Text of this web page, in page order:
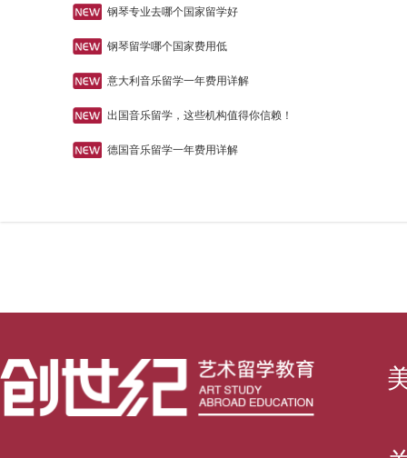
钢琴专业去哪个国家留学好
钢琴留学哪个国家费用低
意大利音乐留学一年费用详解
出国音乐留学，这些机构值得你信赖！
德国音乐留学一年费用详解